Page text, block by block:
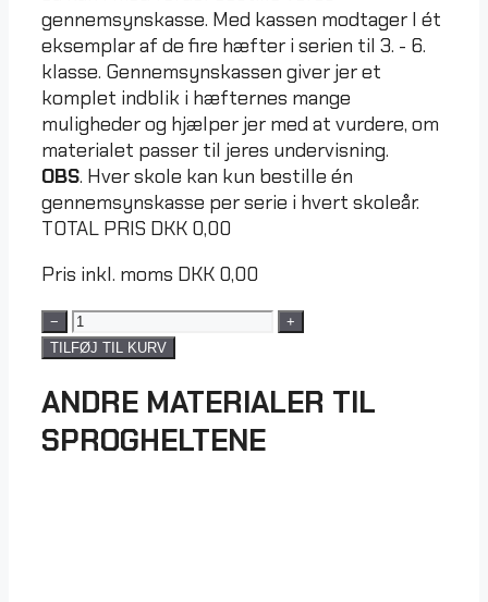
gennemsynskasse. Med kassen modtager I ét
eksemplar af de fire hæfter i serien til 3. - 6.
klasse. Gennemsynskassen giver jer et
komplet indblik i hæfternes mange
muligheder og hjælper jer med at vurdere, om
materialet passer til jeres undervisning.
OBS. Hver skole kan kun bestille én
gennemsynskasse per serie i hvert skoleår.
TOTAL PRIS DKK 0,00
Pris inkl. moms DKK 0,00
−
+
TILFØJ TIL KURV
ANDRE MATERIALER TIL
SPROGHELTENE